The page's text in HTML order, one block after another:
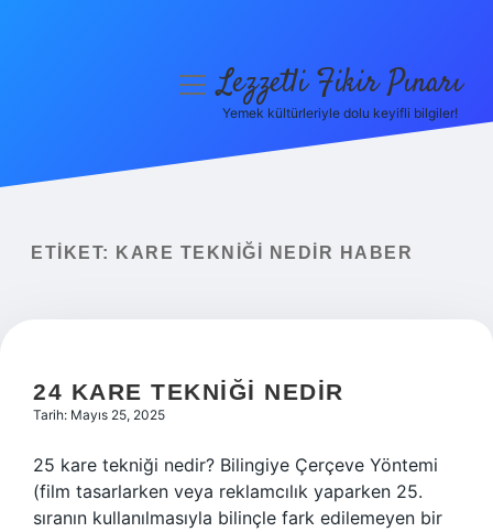
Yasal Uyarı
menüyüLezzetli Fikir Pınarı
Yemek kültürleriyle dolu keyifli bilgiler!
ETIKET: KARE TEKNIĞI NEDIR HABER
24 KARE TEKNIĞI NEDIR
Tarih: Mayıs 25, 2025
25 kare tekniği nedir? Bilingiye Çerçeve Yöntemi
(film tasarlarken veya reklamcılık yaparken 25.
sıranın kullanılmasıyla bilinçle fark edilemeyen bir